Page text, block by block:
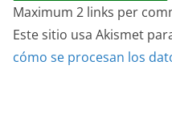
Maximum 2 links per
Este sitio usa Akismet
cómo se procesan los